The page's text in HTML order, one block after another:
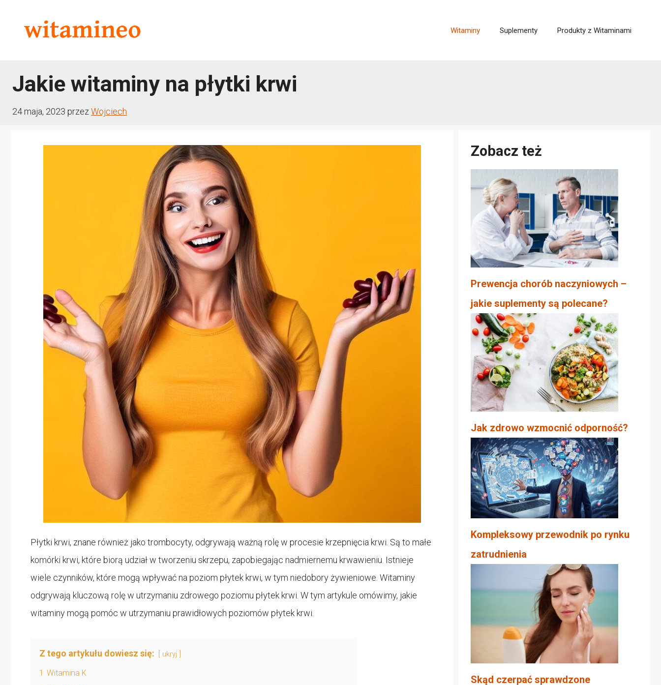
Witaminy Suplementy Produkty z Witaminami
Jakie witaminy na płytki krwi
24 maja, 2023 przezWojciech
Płytki krwi, znane również jako trombocyty, odgrywają ważną rolę w procesie krzepnięcia krwi. Są to małe
komórki krwi, które biorą udział w tworzeniu skrzepu, zapobiegając nadmiernemu krwawieniu. Istnieje
wiele czynników, które mogą wpływać na poziom płytek krwi, w tym niedobory żywieniowe. Witaminy
odgrywają kluczową rolę w utrzymaniu zdrowego poziomu płytek krwi. W tym artykule omówimy, jakie
witaminy mogą pomóc w utrzymaniu prawidłowych poziomów płytek krwi.
Z tego artykułu dowiesz się: ukryj
1 Witamina K
Zobacz też
Prewencja chorób naczyniowych –
jakie suplementy są polecane?
Jak zdrowo wzmocnić odporność?
Kompleksowy przewodnik po rynku
zatrudnienia
Skąd czerpać sprawdzone